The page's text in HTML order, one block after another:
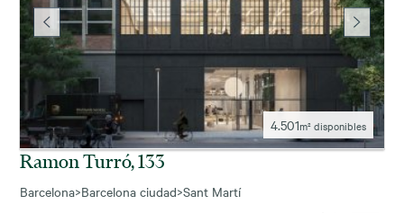
4.501m² disponibles
Ramon Turró, 133
Barcelona>Barcelona ciudad>Sant Martí